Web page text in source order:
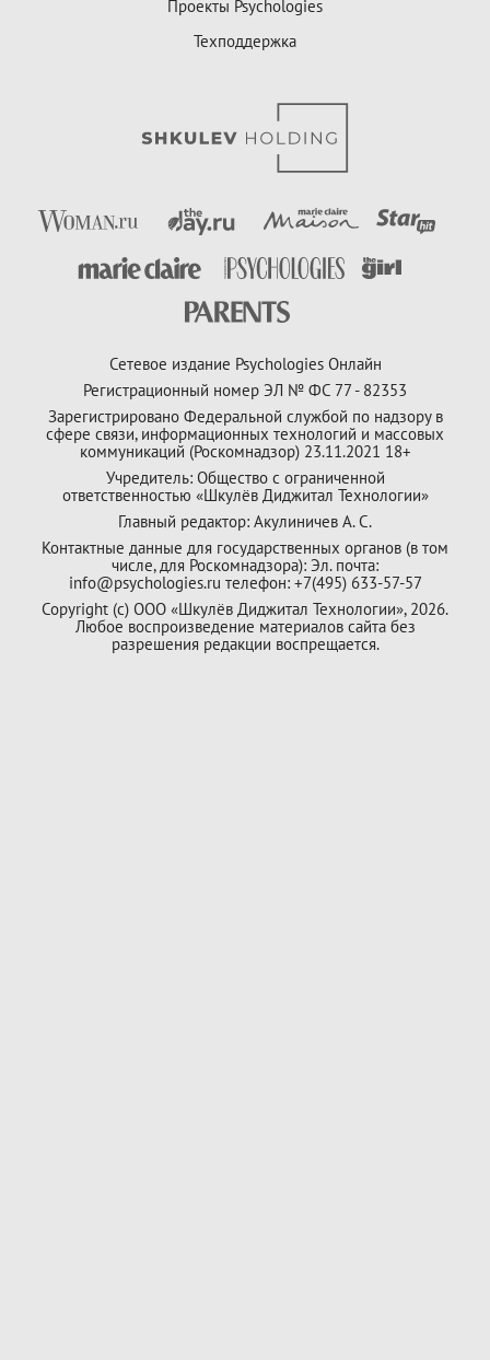
Проекты Psychologies
Техподдержка
Сетевое издание Psychologies Онлайн
Регистрационный номер ЭЛ № ФС 77 - 82353
Зарегистрировано Федеральной службой по надзору в
сфере связи, информационных технологий и массовых
коммуникаций (Роскомнадзор) 23.11.2021 18+
Учредитель: Общество с ограниченной
ответственностью «Шкулёв Диджитал Технологии»
Главный редактор: Акулиничев А. С.
Контактные данные для государственных органов (в том
числе, для Роскомнадзора): Эл. почта:
info@psychologies.ru телефон: +7(495) 633-57-57
Copyright (с) ООО «Шкулёв Диджитал Технологии», 2026.
Любое воспроизведение материалов сайта без
разрешения редакции воспрещается.